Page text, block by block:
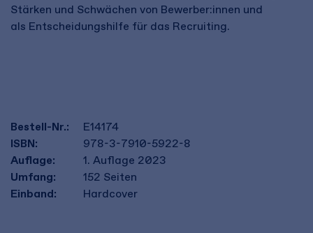
Stärken und Schwächen von Bewerber:innen und
als Entscheidungshilfe für das Recruiting.​
Bestell-Nr.:
E14174
ISBN:
978-3-7910-5922-8
Auflage:
1. Auflage 2023
Umfang:
152 Seiten
Einband:
Hardcover